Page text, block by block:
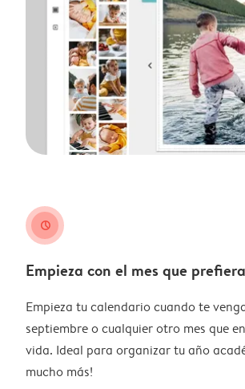
clock
Empieza con el mes que
Empieza tu calendario cuando te
septiembre o cualquier otro mes que
vida. Ideal para organizar tu año
mucho más!